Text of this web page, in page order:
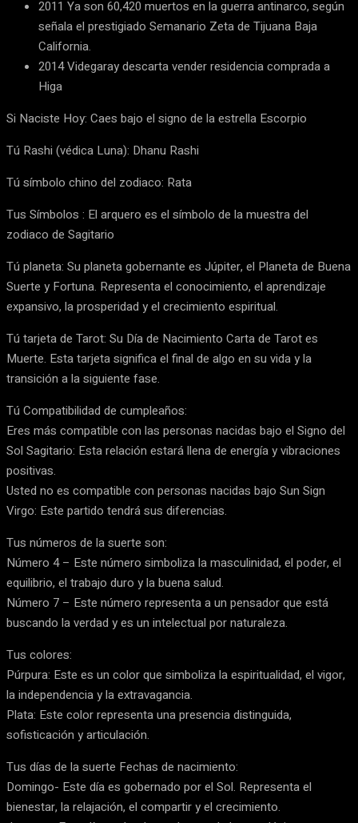
2011 Ya son 60,420 muertos en la guerra antinarco, según
señala el prestigiado Semanario Zeta de Tijuana Baja
California.
2014 Videgaray descarta vender residencia comprada a
Higa
Si Naciste Hoy: Caes bajo el signo de la estrella Escorpio
Tú Rashi (védica Luna): Dhanu Rashi
Tú símbolo chino del zodiaco: Rata
Tus Símbolos : El arquero es el símbolo de la muestra del
zodiaco de Sagitario
Tú planeta: Su planeta gobernante es Júpiter, el Planeta de Buena
Suerte y Fortuna. Representa el conocimiento, el aprendizaje
expansivo, la prosperidad y el crecimiento espiritual.
Tú tarjeta de Tarot: Su Día de Nacimiento Carta de Tarot es
Muerte. Esta tarjeta significa el final de algo en su vida y la
transición a la siguiente fase.
Tú Compatibilidad de cumpleaños:
Eres más compatible con las personas nacidas bajo el Signo del
Sol Sagitario: Esta relación estará llena de energía y vibraciones
positivas.
Usted no es compatible con personas nacidas bajo Sun Sign
Virgo: Este partido tendrá sus diferencias.
Tus números de la suerte son:
Número 4 – Este número simboliza la masculinidad, el poder, el
equilibrio, el trabajo duro y la buena salud.
Número 7 – Este número representa a un pensador que está
buscando la verdad y es un intelectual por naturaleza.
Tus colores:
Púrpura: Este es un color que simboliza la espiritualidad, el vigor,
la independencia y la extravagancia.
Plata: Este color representa una presencia distinguida,
sofisticación y articulación.
Tus días de la suerte Fechas de nacimiento:
Domingo- Este día es gobernado por el Sol. Representa el
bienestar, la relajación, el compartir y el crecimiento.